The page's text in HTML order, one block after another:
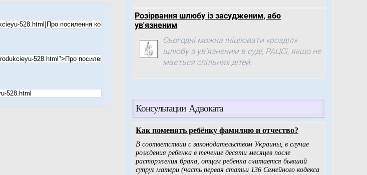
Розірвання шлюбу із засудженим, або
ув'язненим
Сьогодні можна ініціювати «розділ»
шлюбу з ув'язненим в суді, РАЦСі, якщо не
мається спільних дітей.
Консультации Адвоката